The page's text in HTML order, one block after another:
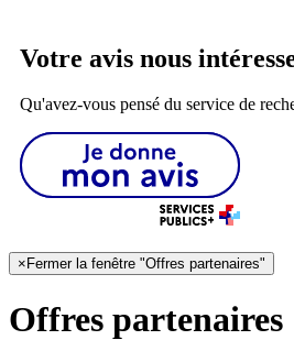
Votre avis nous
Qu'avez-vous pensé du service de
× Fermer la fenêtre "Offres partenaires"
Offres partenaires